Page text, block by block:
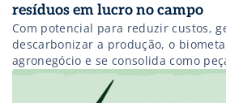
resíduos em lucro no campo
Com potencial para reduzir custos,
descarbonizar a produção, o
agronegócio e se consolida como
energética no Brasil.